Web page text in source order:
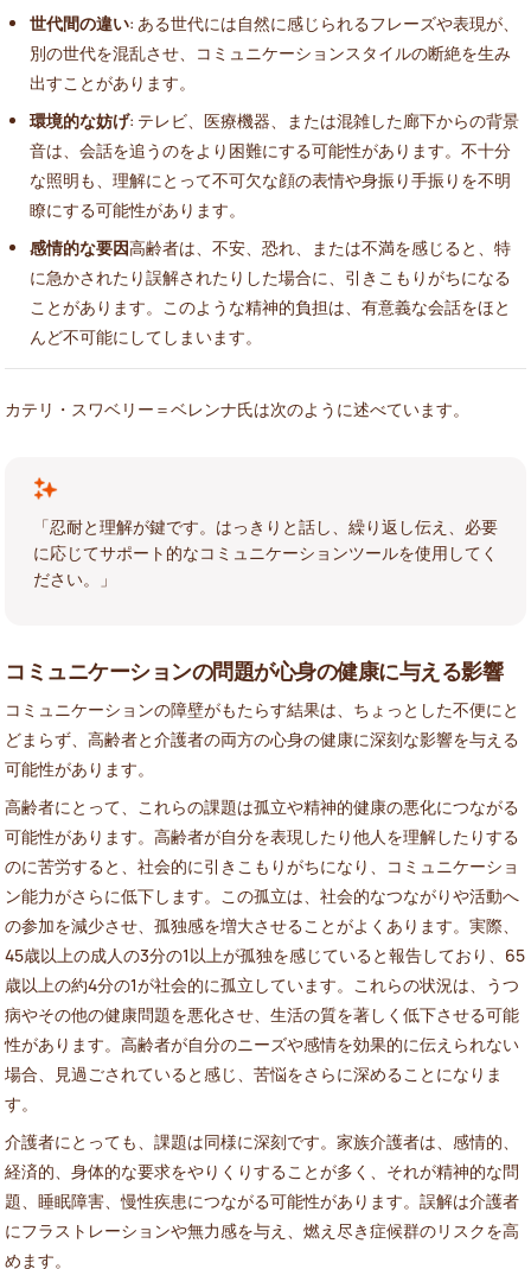
世代間の違い: ある世代には自然に感じられるフレーズや表現が、
別の世代を混乱させ、コミュニケーションスタイルの断絶を生み
出すことがあります。
環境的な妨げ: テレビ、医療機器、または混雑した廊下からの背景
音は、会話を追うのをより困難にする可能性があります。不十分
な照明も、理解にとって不可欠な顔の表情や身振り手振りを不明
瞭にする可能性があります。
感情的な要因高齢者は、不安、恐れ、または不満を感じると、特
に急かされたり誤解されたりした場合に、引きこもりがちになる
ことがあります。このような精神的負担は、有意義な会話をほと
んど不可能にしてしまいます。
カテリ・スワベリー＝ベレンナ氏は次のように述べています。
「忍耐と理解が鍵です。はっきりと話し、繰り返し伝え、必要
に応じてサポート的なコミュニケーションツールを使用してく
ださい。」
コミュニケーションの問題が心身の健康に与える影響
コミュニケーションの障壁がもたらす結果は、ちょっとした不便にと
どまらず、高齢者と介護者の両方の心身の健康に深刻な影響を与える
可能性があります。
高齢者にとって、これらの課題は孤立や精神的健康の悪化につながる
可能性があります。高齢者が自分を表現したり他人を理解したりする
のに苦労すると、社会的に引きこもりがちになり、コミュニケーショ
ン能力がさらに低下します。この孤立は、社会的なつながりや活動へ
の参加を減少させ、孤独感を増大させることがよくあります。実際、
45歳以上の成人の3分の1以上が孤独を感じていると報告しており、65
歳以上の約4分の1が社会的に孤立しています。これらの状況は、うつ
病やその他の健康問題を悪化させ、生活の質を著しく低下させる可能
性があります。高齢者が自分のニーズや感情を効果的に伝えられない
場合、見過ごされていると感じ、苦悩をさらに深めることになりま
す。
介護者にとっても、課題は同様に深刻です。家族介護者は、感情的、
経済的、身体的な要求をやりくりすることが多く、それが精神的な問
題、睡眠障害、慢性疾患につながる可能性があります。誤解は介護者
にフラストレーションや無力感を与え、燃え尽き症候群のリスクを高
めます。